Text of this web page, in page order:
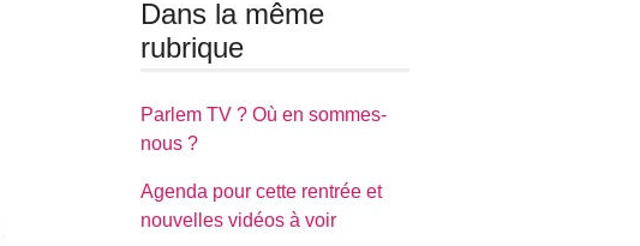
Dans la même
rubrique
Parlem TV ? Où en sommes-
nous ?
Agenda pour cette rentrée et
nouvelles vidéos à voir